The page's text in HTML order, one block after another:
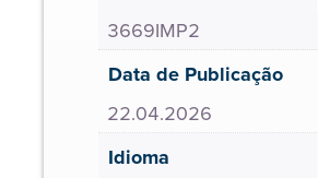
3669IMP2
Data de Publicação
22.04.2026
Idioma